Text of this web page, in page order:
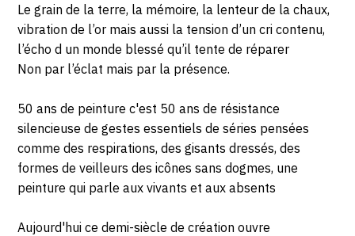
Le grain de la terre, la mémoire, la lenteur de la chaux,
vibration de l’or mais aussi la tension d’un cri contenu,
l’écho d un monde blessé qu’il tente de réparer
Non par l’éclat mais par la présence.
50 ans de peinture c'est 50 ans de résistance
silencieuse de gestes essentiels de séries pensées
comme des respirations, des gisants dressés, des
formes de veilleurs des icônes sans dogmes, une
peinture qui parle aux vivants et aux absents
Aujourd'hui ce demi-siècle de création ouvre